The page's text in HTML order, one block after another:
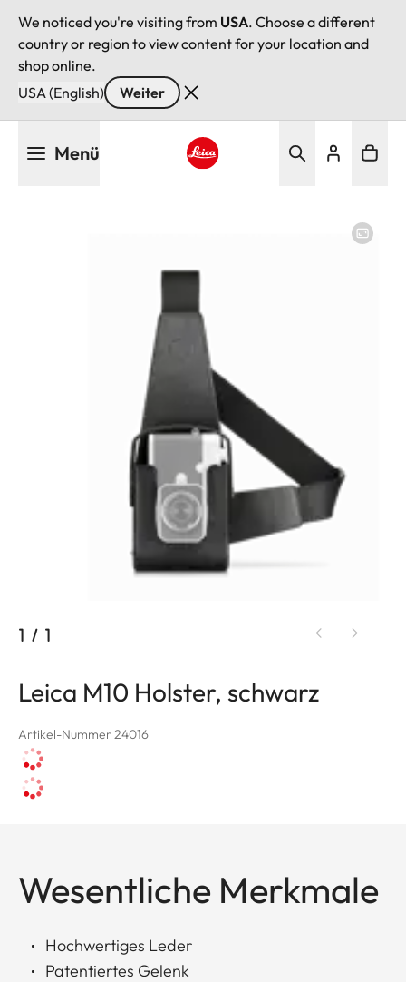
We noticed you're visiting from USA. Choose a different
country or region to view content for your location and
shop online.
USA (English)
Weiter
Menü
1 / 1
Leica M10 Holster, schwarz
Artikel-Nummer 24016
Wesentliche Merkmale
Hochwertiges Leder
Patentiertes Gelenk